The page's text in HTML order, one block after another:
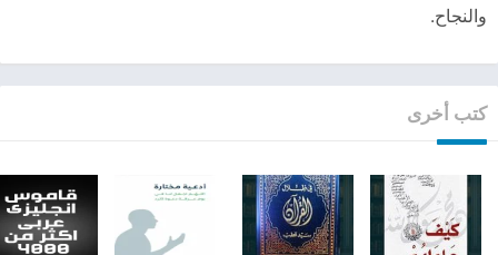
والنجاح.
كتب أخرى